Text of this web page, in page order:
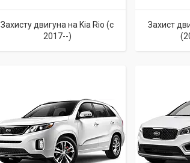
Захисту двигуна на Kia Rio (c
2017--)
Захист